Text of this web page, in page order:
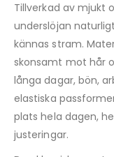
Tillverkad av mjukt
underslöjan
kännas stram.
skonsamt mot hår
långa dagar, bön,
elastiska
plats hela dagen,
justeringar.